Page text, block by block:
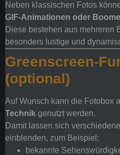
Neben klassischen Fotos
GIF-Animationen oder
Diese bestehen aus mehreren
besonders lustige und
Greenscreen-
(optional)
Auf Wunsch kann die Fotobox
Technik genutzt werden.
Damit lassen sich
einblenden, zum Beispiel:
bekannte